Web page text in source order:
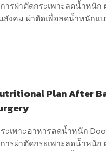
ารผ่าตัดกระเพาะลดน้ำหนัก
สังคม ผ่าตัดเพื่อลดน้ำหนักแ
Plan After
ะเพาะอาหารลดน้ำหนัก
ารผ่าตัดกระเพาะลดน้ำหนัก